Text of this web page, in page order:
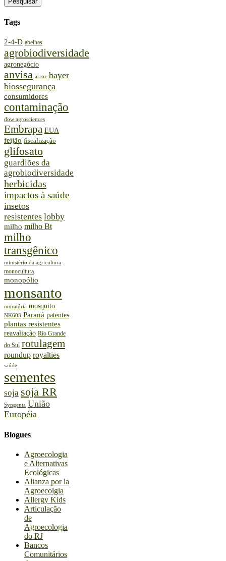
Tags
2-4-D abelhas
agrobiodiversidade
agronegócio
anvisa arroz bayer
biossegurança
consumidores
contaminação
dow agrosciences
Embrapa EUA
feijão fiscalização
glifosato
guardiões da
agrobiodiversidade
herbicidas
impactos à saúde
insetos
resistentes lobby
milho milho Bt
milho
transgênico
ministério da agricultura
monocultura
monopólio
monsanto
moratória mosquito
NK603 Paraná patentes
plantas resistentes
reavaliação Rio Grande
do Sul rotulagem
roundup royalties
saúde
sementes
soja soja RR
Syngenta União
Européia
Blogues
Agroecologia
e Alternativas
Ecológicas
Alianza por la
Agroecolgia
Allergy Kids
Articulação
de
Agroecologia
do RJ
Bancos
Comunitários